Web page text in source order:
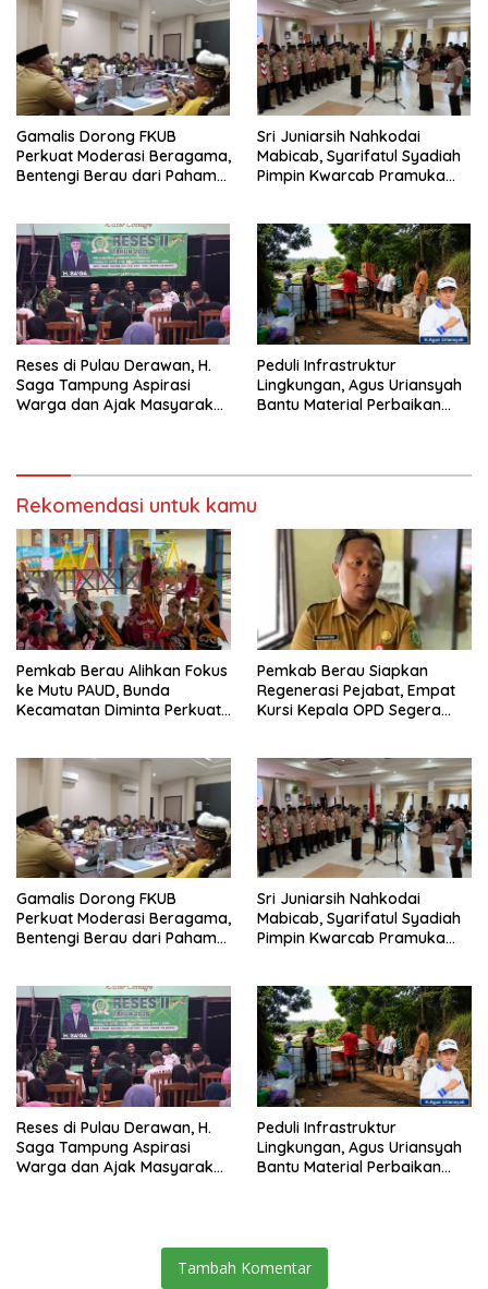
Gamalis Dorong FKUB
Perkuat Moderasi Beragama,
Bentengi Berau dari Paham
Sri Juniarsih Nahkodai
Mabicab, Syarifatul Syadiah
Pimpin Kwarcab Pramuka
Reses di Pulau Derawan, H.
Saga Tampung Aspirasi
Warga dan Ajak Masyarakat
Peduli Infrastruktur
Lingkungan, Agus Uriansyah
Bantu Material Perbaikan
Rekomendasi untuk kamu
Pemkab Berau Alihkan Fokus
ke Mutu PAUD, Bunda
Kecamatan Diminta Perkuat
Pemkab Berau Siapkan
Regenerasi Pejabat, Empat
Kursi Kepala OPD Segera
Gamalis Dorong FKUB
Perkuat Moderasi Beragama,
Bentengi Berau dari Paham
Sri Juniarsih Nahkodai
Mabicab, Syarifatul Syadiah
Pimpin Kwarcab Pramuka
Reses di Pulau Derawan, H.
Saga Tampung Aspirasi
Warga dan Ajak Masyarakat
Peduli Infrastruktur
Lingkungan, Agus Uriansyah
Bantu Material Perbaikan
Tambah Komentar